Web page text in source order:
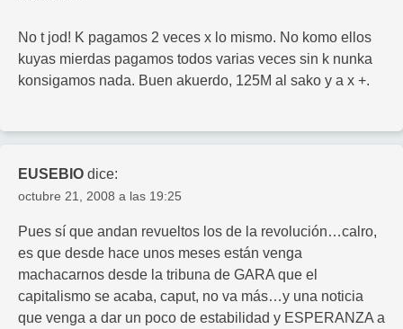
No t jod! K pagamos 2 veces x lo mismo. No komo ellos
kuyas mierdas pagamos todos varias veces sin k nunka
konsigamos nada. Buen akuerdo, 125M al sako y a x +.
EUSEBIO dice:
octubre 21, 2008 a las 19:25
Pues sí que andan revueltos los de la revolución…calro,
es que desde hace unos meses están venga
machacarnos desde la tribuna de GARA que el
capitalismo se acaba, caput, no va más…y una noticia
que venga a dar un poco de estabilidad y ESPERANZA a